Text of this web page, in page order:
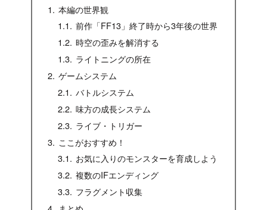
本編の世界観
前作「FF13」終了時から3年後の世界
時空の歪みを解消する
ライトニングの所在
ゲームシステム
バトルシステム
味方の成長システム
ライブ・トリガー
ここがおすすめ！
お気に入りのモンスターを育成しよう
複数のIFエンディング
フラグメント収集